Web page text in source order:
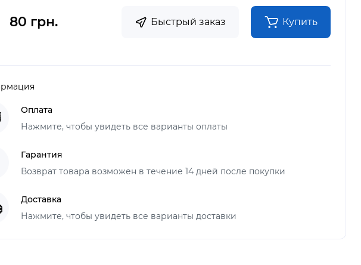
80 грн. Быстрый заказ Купить
Оплата
Нажмите, чтобы увидеть все варианты оплаты
Гарантия
Возврат товара возможен в течение 14 дней после покупки
Доставка
Нажмите, чтобы увидеть все варианты доставки